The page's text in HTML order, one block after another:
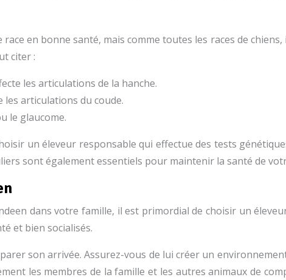
en bonne santé, mais comme toutes les races de
citer :
les articulations de la hanche.
les articulations du coude.
le glaucome.
un éleveur responsable qui effectue des tests
sont également essentiels pour maintenir la santé de
dans votre famille, il est primordial de choisir un
et bien socialisés.
son arrivée. Assurez-vous de lui créer un
les membres de la famille et les autres animaux de